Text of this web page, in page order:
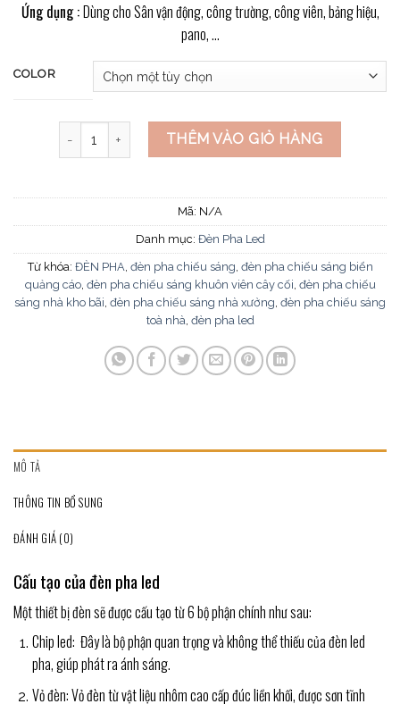
Ứng dụng :Dùng cho Sân vận động, công trường, công viên, bảng hiệu,
pano, …
COLOR
Đèn FA mẫu A-10W số lượngTHÊM VÀO GIỎ HÀNG
Mã: N/A
Danh mục: Đèn Pha Led
Từ khóa: ĐÈN PHA, đèn pha chiếu sáng, đèn pha chiếu sáng biển
quảng cáo, đèn pha chiếu sáng khuôn viên cây cối, đèn pha chiếu
sáng nhà kho bãi, đèn pha chiếu sáng nhà xưởng, đèn pha chiếu sáng
toà nhà, đèn pha led
MÔ TẢ
THÔNG TIN BỔ SUNG
ĐÁNH GIÁ (0)
Cấu tạo của đèn pha led
Một thiết bị đèn sẽ được cấu tạo từ 6 bộ phận chính như sau:
Chip led: Đây là bộ phận quan trọng và không thể thiếu của đèn led
pha, giúp phát ra ánh sáng.
Vỏ đèn: Vỏ đèn từ vật liệu nhôm cao cấp đúc liền khối, được sơn tĩnh